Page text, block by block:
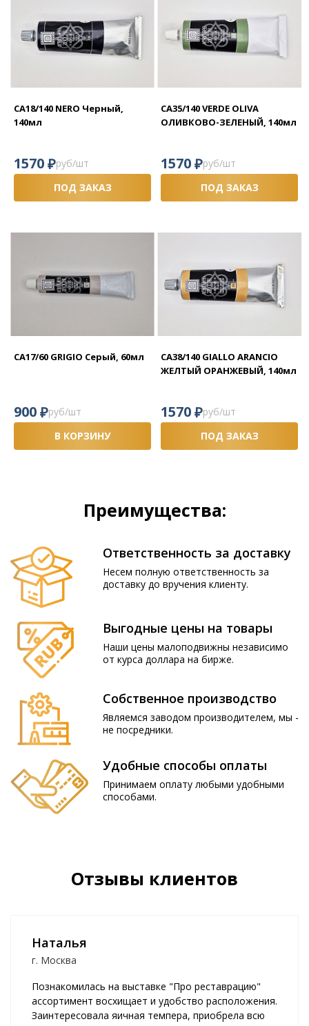
CA18/140 NERO Черный,
140мл
1570₽руб/шт
ПОД ЗАКАЗ
CA35/140 VERDE OLIVA
ОЛИВКОВО-ЗЕЛЕНЫЙ, 140мл
1570₽руб/шт
ПОД ЗАКАЗ
CA17/60 GRIGIO Серый, 60мл
900₽руб/шт
В КОРЗИНУ
CA38/140 GIALLO ARANCIO
ЖЕЛТЫЙ ОРАНЖЕВЫЙ, 140мл
1570₽руб/шт
ПОД ЗАКАЗ
Преимущества:
Ответственность за доставку
Несем полную ответственность за
доставку до вручения клиенту.
Выгодные цены на товары
Наши цены малоподвижны независимо
от курса доллара на бирже.
Собственное производство
Являемся заводом производителем, мы -
не посредники.
Удобные способы оплаты
Принимаем оплату любыми удобными
способами.
Отзывы клиентов
Наталья
г. Москва
Познакомилась на выставке "Про реставрацию"
ассортимент восхищает и удобство расположения.
Заинтересовала яичная темпера, приобрела всю